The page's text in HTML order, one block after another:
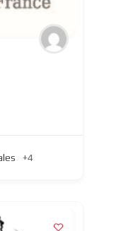
+4